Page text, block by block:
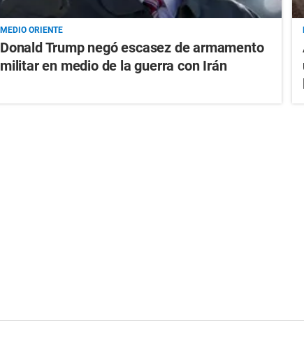
MEDIO ORIENTE
Donald Trump negó escasez de armamento
militar en medio de la guerra con Irán